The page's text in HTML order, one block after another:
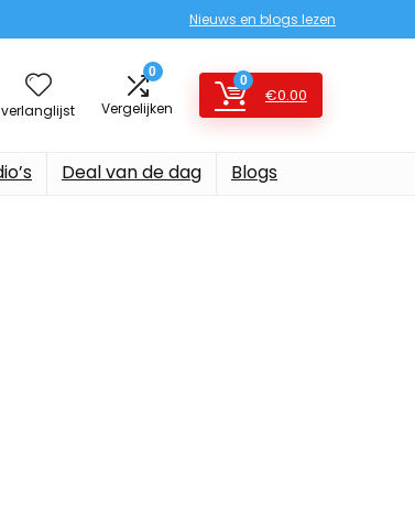
Nieuws en blogs lezen
verlanglijst
0
Vergelijken
0
€0.00
Deal van de dag Blogs